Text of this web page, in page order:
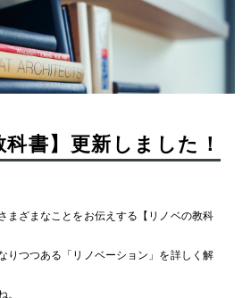
科書】更新しました！
まざまなことをお伝えする【リノベの教科
りつつある「リノベーション」を詳しく解
。